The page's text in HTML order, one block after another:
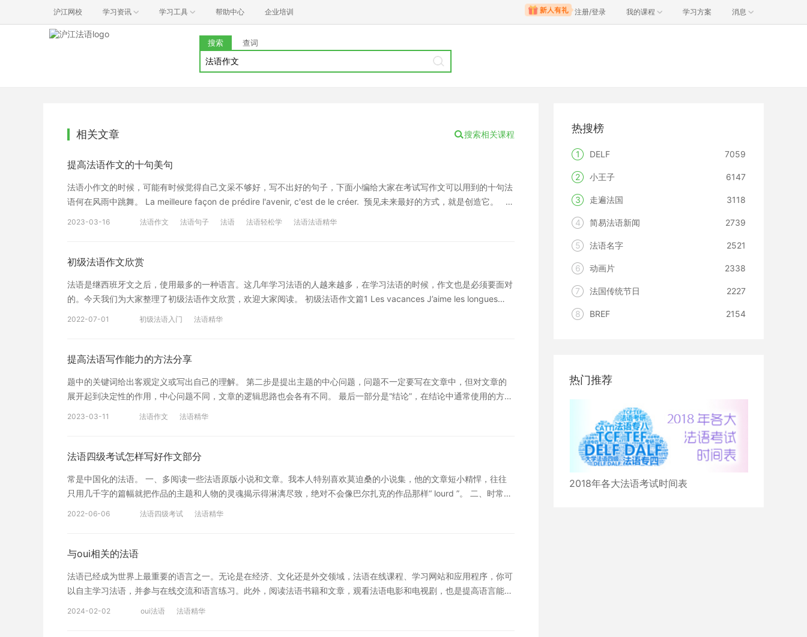
沪江网校 学习资讯 学习工具 帮助中心 企业培训 注册/登录 我的课程 学习方案 消息
搜索 查词
相关文章 搜索相关课程
提高法语作文的十句美句
法语小作文的时候，可能有时候觉得自己文采不够好，写不出好的句子，下面小编给大家在考试写作文可以用到的十句法
语何在风雨中跳舞。 La meilleure façon de prédire l'avenir, c'est de le créer. 预见未来最好的方式，就是创造它。 以
2023-03-16 法语作文 法语句子 法语 法语轻松学 法语法语精华
初级法语作文欣赏
法语是继西班牙文之后，使用最多的一种语言。这几年学习法语的人越来越多，在学习法语的时候，作文也是必须要面对
的。今天我们为大家整理了初级法语作文欣赏，欢迎大家阅读。 初级法语作文篇1 Les vacances J’aime les longues
presser pendant les vacances. ourtant, les vacances sont rares où l’on peut s’amuser sans travailler. On doit
temps avec mes parents parce que je ne vis plus dans la même ville qu’eux. Ils sont vieux et faibles. Il me faut les
aider à faire le ménage, et il faut m’occuper d’eux. J’espère que les vacances seront plus longues. 初级法语作文篇
2 Le rôle de la femme en Chine Le rôle de la femme a connu de grands changements. Avant, la femme avait la
d’entreprise, d’autres jouent on rôle très important dans certaines organisations. Les tâches ménagères sont le
la maison. 初级法语作文篇3 Apprendre le français Il y a cinq ans, j’ai eu la chance de participer à un stage à
l’Union Européenne. Je commençais à apprendre le français. Il est dit que le français est la plus belle langue dans
le monde. Je suis d’accord avec cela. Ma première lectrice de français était une étudiante chercheuse de
anglais. Quoique je sois restée à Bruxelles pour six mois, je ne puis parler le français ni bien le comprendre. Je sais
qu’il est difficile de pouvoir parler une langue étrangère courament en une courte période de temps. En un mot,
j’aime le français. Je rêve de parvenir à un niveau élevé. Je continuerai mes études après cet examen. 以上就是为
法语的人越来越多，在学习法语的时候，作文看好的文章对于提升法语能力非常有帮助。
2022-07-01 初级法语入门 法语精华
提高法语写作能力的方法分享
题中的关键词给出客观定义或写出自己的理解。 第二步是提出主题的中心问题，问题不一定要写在文章中，但对文章的
展开起到决定性的作用，中心问题不同，文章的逻辑思路也会各有不同。 最后一部分是“结论”，在结论中通常使用的方法
地衔接也更符合逻辑性。 在每个段落之间，需要在上一个观点与下一个即将要展开的观点之间建立起一个逻辑关系，使
段落之间可以使用“承接句”(Les phrases de transition)。 连接词根据在文章中的不同位置有不同的用法，比如“De plus,
puis, ensuite
2023-03-11 法语作文 法语精华
法语四级考试怎样写好作文部分
常是中国化的法语。 一、多阅读一些法语原版小说和文章。我本人特别喜欢莫迫桑的小说集，他的文章短小精悍，往往
只用几千字的篇幅就把作品的主题和人物的灵魂揭示得淋漓尽致，绝对不会像巴尔扎克的作品那样“ lourd ”。 二、时常摘
多，偏向于生活话，实用话，一般具有较强的应用能力，考试过程中常常会考一些生活中的小事情。 TEF考试的题目区分
题型如，请问餐巾纸在那买?可以回答是超市。较难的题型如：你对欧洲一体化的看法如何?而这样的难题一般对单词的积
累量要求比较高，要求对现实生活了解。所以想考得好的成绩，那么一定要看很多材料，读很多书。大家都知道英语考试
要求的词汇量比较大，一般要达到5万。而TEF考试只需要1——2万的词汇量，有2000的单词量就可以在法国生活的，
2022-06-06 法语四级考试 法语精华
与oui相关的法语
法语已经成为世界上最重要的语言之一。无论是在经济、文化还是外交领域，法语在线课程、学习网站和应用程序，你可
以自主学习法语，并参与在线交流和语言练习。此外，阅读法语书籍和文章，观看法语电影和电视剧，也是提高语言能力
2024-02-02 oui法语 法语精华
热搜榜
1 DELF 7059
2 小王子 6147
3 走遍法国 3118
4 简易法语新闻 2739
5 法语名字 2521
6 动画片 2338
7 法国传统节日 2227
8 BREF 2154
热门推荐
2018年各大法语考试时间表